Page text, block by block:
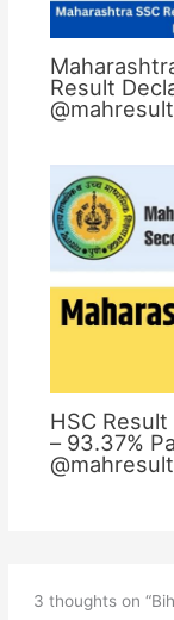
Result
HSC
– 93.37%
3 thoughts on